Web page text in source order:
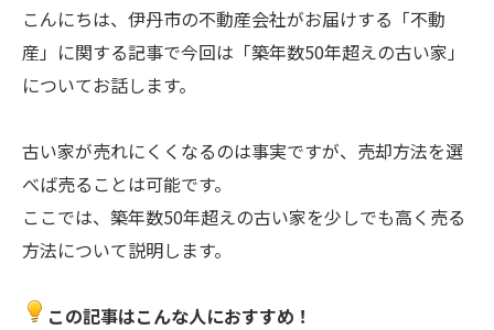
こんにちは、伊丹市の不動産会社がお届けする「不動
産」に関する記事で今回は「築年数50年超えの古い家」
についてお話します。
古い家が売れにくくなるのは事実ですが、売却方法を選
べば売ることは可能です。
ここでは、築年数50年超えの古い家を少しでも高く売る
方法について説明します。
この記事はこんな人におすすめ！